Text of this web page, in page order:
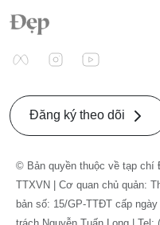
Đăng ký theo dõi
© Bản quyền thuộc về tạp chí
TTXVN | Cơ quan chủ quản:
bản số: 15/GP-TTĐT cấp